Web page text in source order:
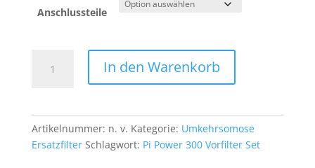
Anschlussteile
Power
In den Warenkorb
Artikelnummer: n. v. Kategorie: Umkehrsomose
Ersatzfilter Schlagwort: Pi Power 300 Vorfilter Set